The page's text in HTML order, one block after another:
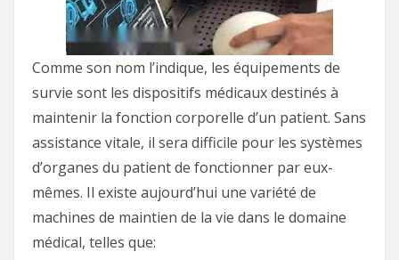
Comme son nom l’indique, les équipements de
survie sont les dispositifs médicaux destinés à
maintenir la fonction corporelle d’un patient. Sans
assistance vitale, il sera difficile pour les systèmes
d’organes du patient de fonctionner par eux-
mêmes. Il existe aujourd’hui une variété de
machines de maintien de la vie dans le domaine
médical, telles que: